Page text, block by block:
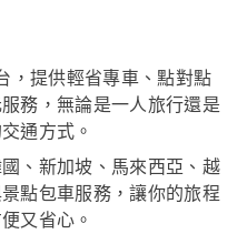
提供輕省專車、點對點
務，無論是一人旅行還是
通方式。
、新加坡、馬來西亞、越
點包車服務，讓你的旅程
又省心。